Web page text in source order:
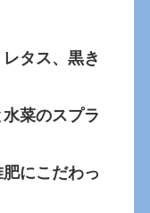
タス、黒き
菜のスプラ
にこだわっ